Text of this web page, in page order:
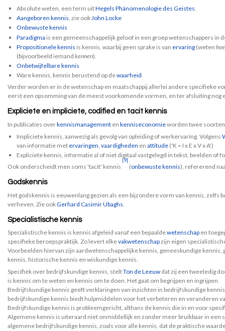
Absolute weten, een term uitHegels Phänomenologie des Geistes.
Aangeboren kennis, zie ookJohn Locke
Onbewuste kennis
Paradigma is een gemeenschappelijk geloof in een groep wetenschappers in
Propositionele kennis is kennis, waarbij geen sprake is van ervaring (weten hoe
(bijvoorbeeld iemand kennen).
Onbetwijfelbare kennis
Ware kennis, kennis berustend op dewaarheid.
Verder worden er in de wetenschap en maatschappij allerlei andere specifieke
eerst een opsomming van de meest voorkomende vormen, en ter afsluiting
Expliciete en impliciete, codified en tacit kennis
In publicaties overkennismanagement en kenniseconomieworden twee
Impliciete kennis, aanwezig als gevolg van opleiding of werkervaring. Volgens
van informatie met ervaringen vaardigheden en attitude ('K = I x E x V x A')
Expliciete kennis, informatie al of niet digitaal vastgelegd in tekst, beelden of
Ook onderscheidt men soms 'tacit' kennis
[9]
(onbewuste kennis), refererend
Godskennis
Het godskennis is eeuwenlang gezien als een bijzondere vorm van kennis, zelfs
verheven. Zie ookGerhard Casimir Ubaghs
Specialistische kennis
Specialistische kennis is kennis afgeleid vanaf een bepaaldewetenschap en
specifieke beroepspraktijk. Zo levert elkevakwetenschapzijn eigen
Voorbeelden hiervan zijn aardwetenschappelijke kennis, geneeskundige kennis,
kennis, historische kennis en wiskundige kennis.
Specifiek over bedrijfskundige kennis, steltTon de Leeuw dat zij een tweeledig
is kennis om te weten en kennis om te doen. Het gaat om begrijpen en ingrijpen.
Bedrijfskundige kennis geeft verklaringen van inzichten in bedrijfskundige
bedrijfskundige kennis biedt hulpmiddelen voor het verbeteren en veranderen
Bedrijfskundige kennis is probleemgericht, althans de kennis die in en voor
Algemene kennis is uiteraard niet onmiddellijk en zonder meer bruikbaar in een
algemene bedrijfskundige kennis, zoals voor alle kennis, dat de praktische